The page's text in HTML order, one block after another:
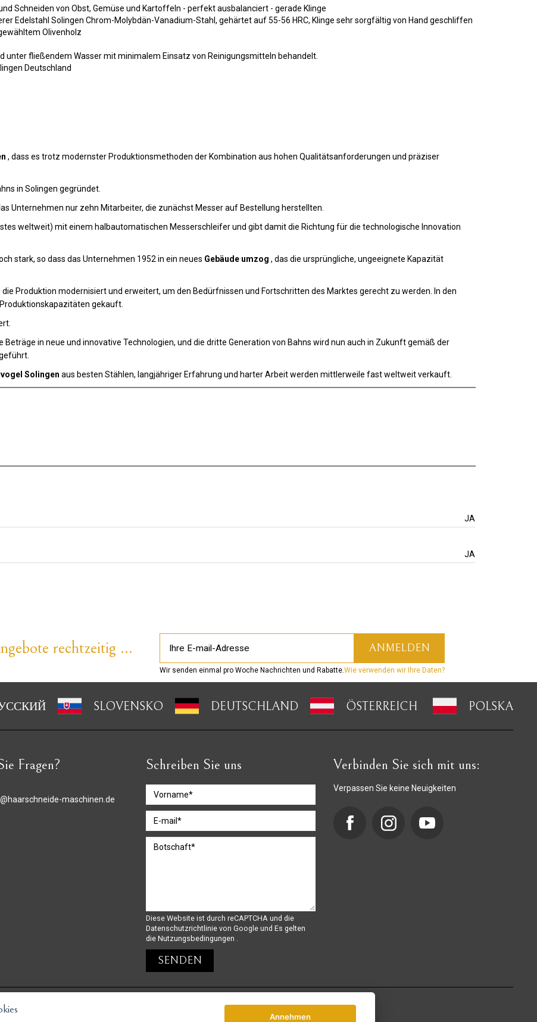
Schneiden von Obst, Gemüse und Kartoffeln - perfekt ausbalanciert - gerade Klinge
Edelstahl Solingen Chrom-Molybdän-Vanadium-Stahl, gehärtet auf 55-56 HRC, Klinge sehr sorgfältig von Hand geschliffen
Olivenholz
unter fließendem Wasser mit minimalem Einsatz von Reinigungsmitteln behandelt.
Deutschland
, dass es trotz modernster Produktionsmethoden der Kombination aus hohen Qualitätsanforderungen und präziser
in Solingen gegründet.
Unternehmen nur zehn Mitarbeiter, die zunächst Messer auf Bestellung herstellten.
weltweit) mit einem halbautomatischen Messerschleifer und gibt damit die Richtung für die technologische Innovation
stark, so dass das Unternehmen 1952 in ein neues Gebäude umzog , das die ursprüngliche, ungeeignete Kapazität
die Produktion modernisiert und erweitert, um den Bedürfnissen und Fortschritten des Marktes gerecht zu werden. In den
gekauft.
in neue und innovative Technologien, und die dritte Generation von Bahns wird nun auch in Zukunft gemäß der
Solingen aus besten Stählen, langjähriger Erfahrung und harter Arbeit werden mittlerweile fast weltweit verkauft.
JA
JA
rechtzeitig ...
Wir senden einmal pro Woche Nachrichten und Rabatte.Wie verwenden wir Ihre Daten?
SLOVENSKO DEUTSCHLAND ÖSTERREICH POLSKA
Fragen?
maschinen.de
Schreiben Sie uns
Diese Website ist durch reCAPTCHA und die
Datenschutzrichtlinie von Google und Es gelten
die Nutzungsbedingungen .
Verbinden Sie sich mit uns:
Verpassen Sie keine Neuigkeiten
Annehmen